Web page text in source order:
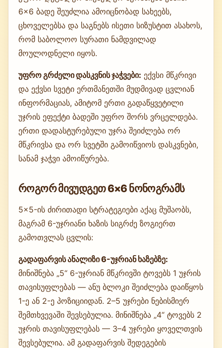
6×6 ბადე შეუძლია ამოიცნობად სახეებს,
ცხოველებსა და საგნებს ისეთი სიზუსტით ასახოს,
რომ საბოლოო სურათი ნამდვილად
მოულოდნელი იყოს.
უფრო გრძელი დასკვნის ჯაჭვები: ექვსი მწკრივი
და ექვსი სვეტი ერთმანეთში მუდმივად ცვლიან
ინფორმაციას, ამიტომ ერთი გადაწყვეტილი
უჯრის ეფექტი ბადეში უფრო შორს ვრცელდება.
ერთი დადასტურებული უჯრა შეიძლება ორ
მწკრივსა და ორ სვეტში გამოიწვიოს დასკვნები,
სანამ ჯაჭვი ამოიწურება.
როგორ მივუდგეთ 6×6 ნონოგრამს
5×5-ის ძირითადი სტრატეგიები აქაც მუშაობს,
მაგრამ 6-უჯრიანი ხაზის სიგრძე ზოგიერთ
გამოთვლას ცვლის:
გადაფარვის ანალიზი 6-უჯრიან ხაზებზე:
მინიშნება „5“ 6-უჯრიან მწკრივში ტოვებს 1 უჯრის
თავისუფლებას — ანუ ბლოკი შეიძლება დაიწყოს
1-ე ან 2-ე პოზიციიდან. 2–5 უჯრები ნებისმიერ
შემთხვევაში შევსებულია. მინიშნება „4“ ტოვებს 2
უჯრის თავისუფლებას — 3–4 უჯრები ყოველთვის
შევსებულია. ამ გადაფარვის შედეგების